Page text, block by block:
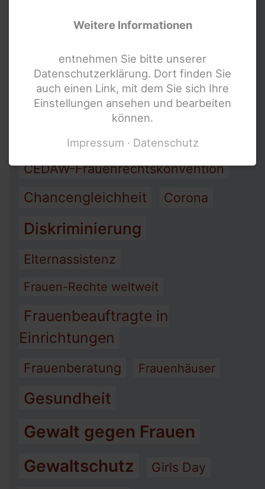
Behinderung
Bundesweite Organisationen für
Menschen mit Behinderung
Bundesweite Frauenorganisationen
Internationale Links
Armut
Barrierefreiheit
Bewegung behinderter Frauen
Bundesteilhabegesetz (BTHG)
CEDAW-Frauenrechtskonvention
Chancengleichheit Corona
Diskriminierung
Elternassistenz
Frauen-Rechte weltweit
Frauenbeauftragte in
Einrichtungen
Frauenberatung Frauenhäuser
Gesundheit
Gewalt gegen Frauen
Gewaltschutz
Girls Day
Weitere Informationen
entnehmen Sie bitte unserer
Datenschutzerklärung. Dort finden Sie
auch einen Link, mit dem Sie sich Ihre
Einstellungen ansehen und bearbeiten
können.
Impressum
Datenschutz